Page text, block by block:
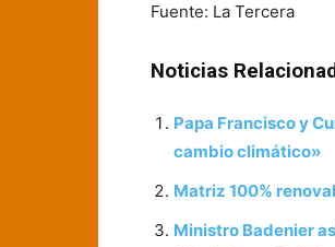
Fuente: La Tercera
Noticias
Papa Francisco y
cambio climático»
Matriz 100%
Ministro Badenier